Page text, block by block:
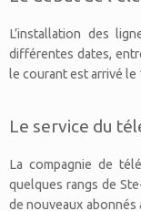
L’installation des
différentes dates,
le courant est arrivé le
Le service du
La compagnie de
quelques rangs de
de nouveaux abonnés